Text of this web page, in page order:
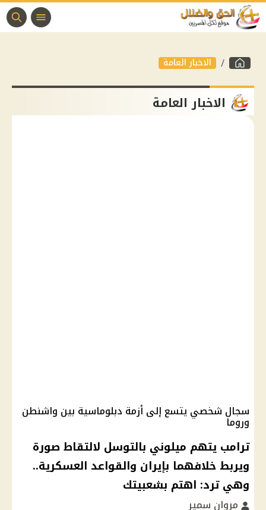
الاخبار العامة
الاخبار العامة
سجال شخصي يتسع إلى أزمة دبلوماسية بين واشنطن
وروما
ترامب يتهم ميلوني بالتوسل لالتقاط صورة
ويربط خلافهما بإيران والقواعد العسكرية..
وهي ترد: اهتم بشعبيتك
مروان سمير